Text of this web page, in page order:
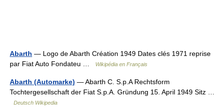
Abarth — Logo de Abarth Création 1949 Dates clés 1971 reprise
par Fiat Auto Fondateu …
Wikipédia en Français
Abarth (Automarke) — Abarth C. S.p.A Rechtsform
Tochtergesellschaft der Fiat S.p.A. Gründung 15. April 1949 Sitz …
Deutsch Wikipedia